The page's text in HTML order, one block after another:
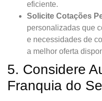
eficiente.
Solicite Cotações
personalizadas que
e necessidades de
a melhor oferta
5. Considere
Franquia do